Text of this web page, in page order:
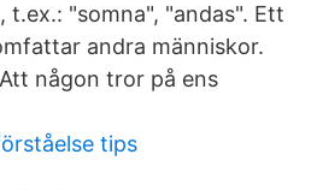
t.ex.: "somna", "andas". Ett
andra människor.
någon tror på ens
tips